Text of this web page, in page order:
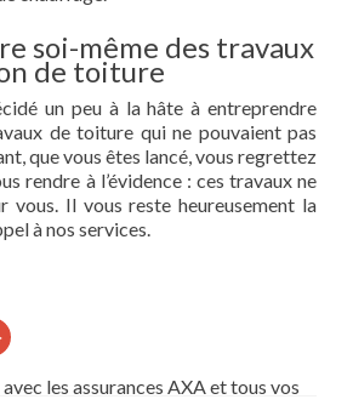
soi-même des travaux
de toiture
un peu à la hâte à entreprendre
de toiture qui ne pouvaient pas
que vous êtes lancé, vous regrettez
rendre à l’évidence : ces travaux ne
vous. Il vous reste heureusement la
à nos services.
Cliquez
pour
Google+les assurances AXA et tous vos